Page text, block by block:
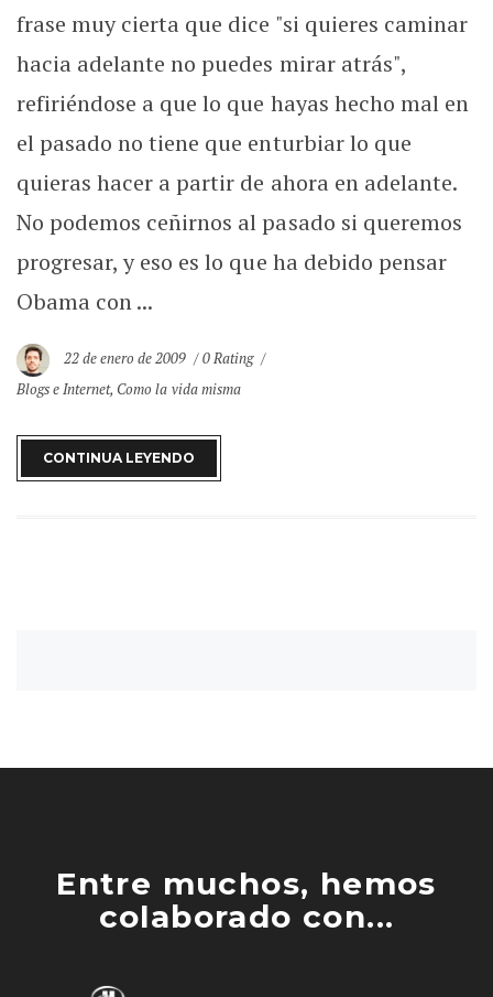
frase muy cierta que dice "si quieres caminar
hacia adelante no puedes mirar atrás",
refiriéndose a que lo que hayas hecho mal en
el pasado no tiene que enturbiar lo que
quieras hacer a partir de ahora en adelante.
No podemos ceñirnos al pasado si queremos
progresar, y eso es lo que ha debido pensar
Obama con ...
22 de enero de 2009
0 Rating
Blogs e Internet, Como la vida misma
CONTINUA LEYENDO
Entre muchos, hemos
colaborado con...